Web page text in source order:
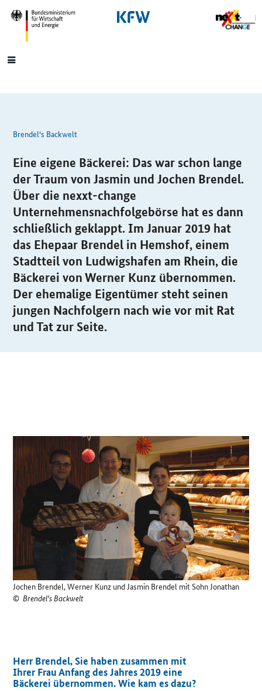
SrOnlyNavigation
Hauptmenü
Brendel‘s Backwelt
Eine eigene Bäckerei: Das war schon lange
der Traum von Jasmin und Jochen Brendel.
Über die nexxt-change
Unternehmensnachfolgebörse hat es dann
schließlich geklappt. Im Januar 2019 hat
das Ehepaar Brendel in Hemshof, einem
Stadtteil von Ludwigshafen am Rhein, die
Bäckerei von Werner Kunz übernommen.
Der ehemalige Eigentümer steht seinen
jungen Nachfolgern nach wie vor mit Rat
und Tat zur Seite.
Jochen Brendel, Werner Kunz und Jasmin Brendel mit Sohn Jonathan
©Brendel’s Backwelt
Herr Brendel, Sie haben zusammen mit
Ihrer Frau Anfang des Jahres 2019 eine
Bäckerei übernommen. Wie kam es dazu?